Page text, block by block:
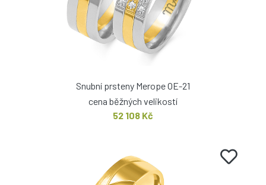
Snubní prsteny Merope OE-21
cena běžných velikostí
52 108 Kč